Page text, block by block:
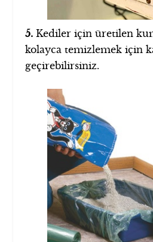
5. Kediler için üretilen
kolayca temizlemek için
geçirebilirsiniz.